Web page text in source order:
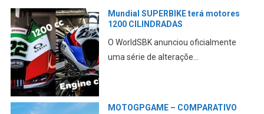
A DUCATI está a VENDA?
A Volkswagen emitiu nota sobre o
assunto CONFIRA essa m...